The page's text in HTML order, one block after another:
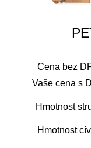
Cena bez
Vaše cena s
Hmotnost
Hmotnost